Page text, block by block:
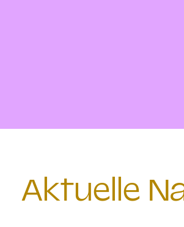
Aktuelle